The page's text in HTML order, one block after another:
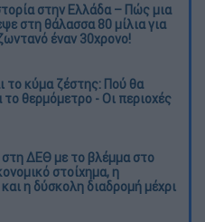
στην Ελλάδα – Πώς μια
στη θάλασσα 80 μίλια για
έναν 30χρονο!
το κύμα ζέστης: Πού θα
το θερμόμετρο - Οι περιοχές
ΔΕΘ με το βλέμμα στο
στοίχημα, η
η δύσκολη διαδρομή μέχρι